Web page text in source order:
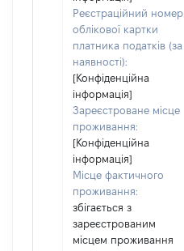
Реєстраційний номер
облікової картки
платника податків (за
наявності):
[Конфіденційна
інформація]
Зареєстроване місце
проживання:
[Конфіденційна
інформація]
Місце фактичного
проживання:
збігається з
зареєстрованим
місцем проживання